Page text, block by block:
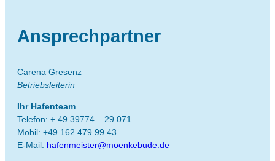
Ansprechpartner
Carena Gresenz
Betriebsleiterin
Ihr Hafenteam
Telefon: + 49 39774 – 29 071
Mobil: +49 162 479 99 43
E-Mail: hafenmeister@moenkebude.de